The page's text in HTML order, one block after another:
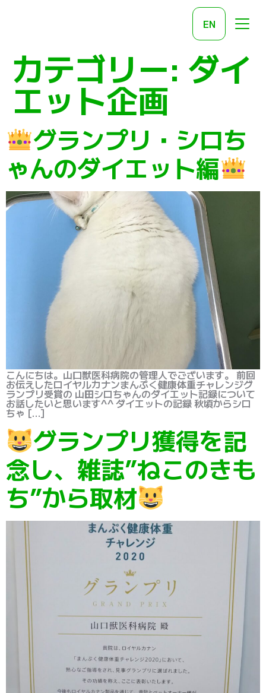
EN
カテゴリー: ダイ
エット企画
グランプリ・シロち
ゃんのダイエット編
こんにちは。山口獣医科病院の管理人でございます。 前回
お伝えしたロイヤルカナンまんぷく健康体重チャレンジグ
ランプリ受賞の 山田シロちゃんのダイエット記録について
お話したいと思います^^ ダイエットの記録 秋頃からシロ
ちゃ […]
グランプリ獲得を記
念し、雑誌”ねこのきも
ち”から取材